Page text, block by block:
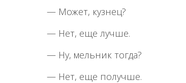
— Может, кузнец?
— Нет, еще лучше.
— Ну, мельник тогда?
— Нет, еще получше.